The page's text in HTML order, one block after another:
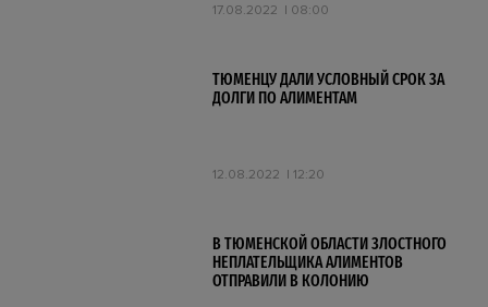
17.08.2022 08:00
ТЮМЕНЦУ ДАЛИ УСЛОВНЫЙ СРОК ЗА
ДОЛГИ ПО АЛИМЕНТАМ
12.08.2022 12:20
В ТЮМЕНСКОЙ ОБЛАСТИ ЗЛОСТНОГО
НЕПЛАТЕЛЬЩИКА АЛИМЕНТОВ
ОТПРАВИЛИ В КОЛОНИЮ